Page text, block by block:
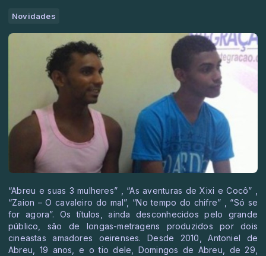
Novidades
“Abreu e suas 3 mulheres” , “As aventuras de Xixi e Cocô” ,
“Zaion – O cavaleiro do mal”, “No tempo do chifre” , “Só se
for agora”. Os títulos, ainda desconhecidos pelo grande
público, são de longas-metragens produzidos por dois
cineastas amadores oeirenses. Desde 2010, Antoniel de
Abreu, 19 anos, e o tio dele, Domingos de Abreu, de 29,